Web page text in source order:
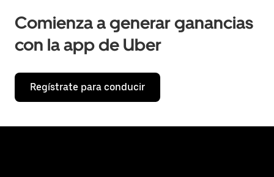
Comienza a generar ganancias
con la app de Uber
Regístrate para conducir